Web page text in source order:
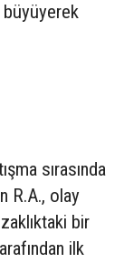
büyüyerek
sırasında
R.A., olay
bir
ilk